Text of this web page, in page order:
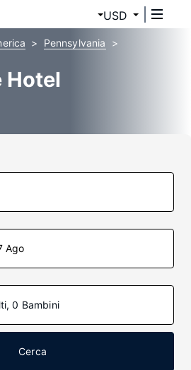
USD
Pennsylvania
Hotel
Ago
0 Bambini
Cerca